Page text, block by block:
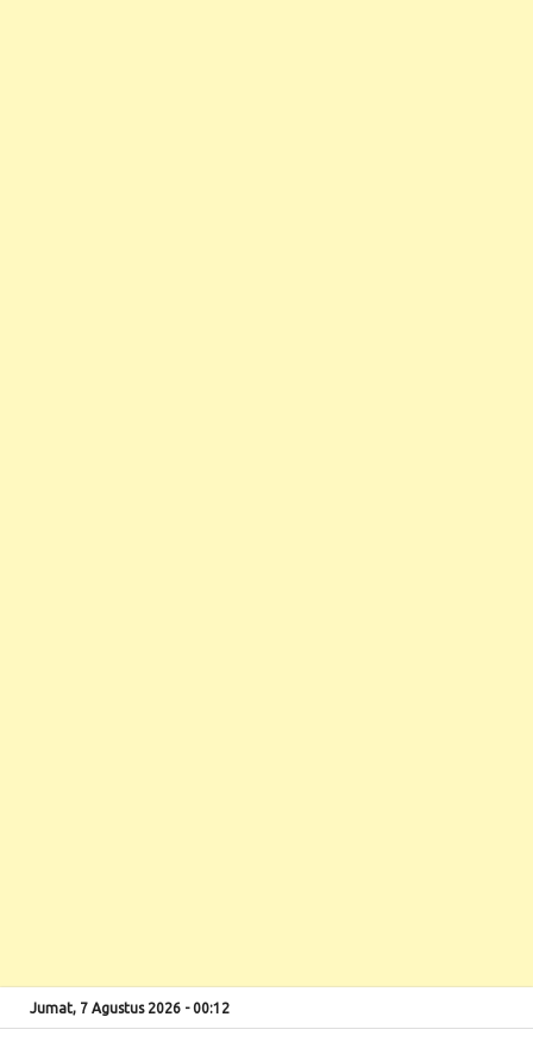
Jumat, 7 Agustus 2026 - 00:12